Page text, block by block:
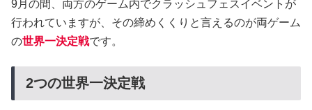
9月の間、両方のゲーム内でクラッシュフェスイベントが
行われていますが、その締めくくりと言えるのが両ゲーム
の世界一決定戦です。
2つの世界一決定戦